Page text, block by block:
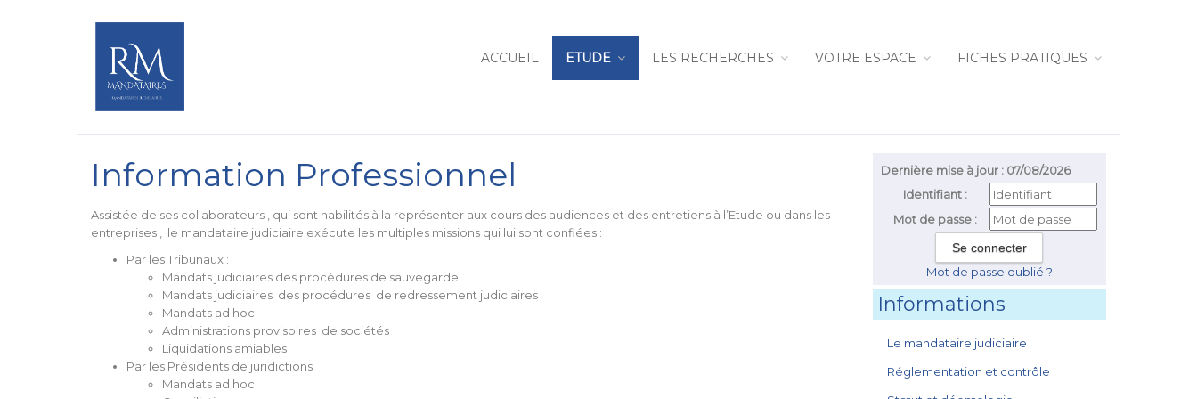
ACCUEIL ETUDE LES RECHERCHES VOTRE ESPACE FICHES PRATIQUES
Dernière mise à jour : 07/08/2026
Identifiant :
Mot de passe :
Mot de passe oublié ?
Informations
Le mandataire judiciaire
Réglementation et contrôle
Information Professionnel
Assistée de ses collaborateurs , qui sont habilités à la représenter aux cours des audiences et des entretiens à l’Etude ou dans les
entreprises , le mandataire judiciaire exécute les multiples missions qui lui sont confiées :
Par les Tribunaux :
Mandats judiciaires des procédures de sauvegarde
Mandats judiciaires des procédures de redressement judiciaires
Mandats ad hoc
Administrations provisoires de sociétés
Liquidations amiables
Par les Présidents de juridictions
Mandats ad hoc